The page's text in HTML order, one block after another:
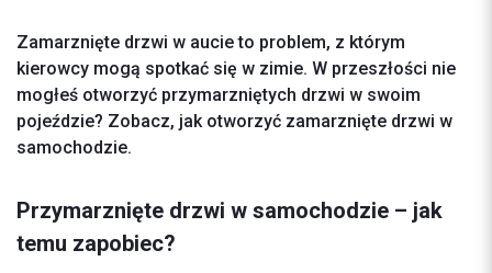
Zamarznięte drzwi w aucie to problem, z którym
kierowcy mogą spotkać się w zimie. W przeszłości nie
mogłeś otworzyć przymarzniętych drzwi w swoim
pojeździe? Zobacz, jak otworzyć zamarznięte drzwi w
samochodzie.
Przymarznięte drzwi w samochodzie – jak
temu zapobiec?